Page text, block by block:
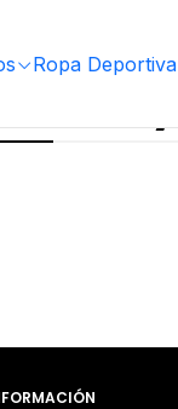
Ropa Deportiva